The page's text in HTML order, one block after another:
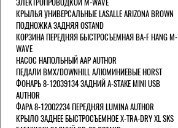
КРЫЛЬЯ УНИВЕРСАЛЬНЫЕ LASALLE ARIZONA BROWN
ПОДНОЖКА ЗАДНЯЯ OSTAND
КОРЗИНА ПЕРЕДНЯЯ БЫСТРОСЪЕМНАЯ BA-F HANG M-
WAVE
НАСОС НАПОЛЬНЫЙ AAP AUTHOR
ПЕДАЛИ BMX/DOWNHILL АЛЮМИНИЕВЫЕ HORST
ФОНАРЬ 8-12039134 ЗАДНИЙ A-STAKE MINI USB
AUTHOR
ФАРА 8-12002234 ПЕРЕДНЯЯ LUMINA AUTHOR
КРЫЛО ЗАДНЕЕ БЫСТРОСЪЕМНОЕ X-TRA-DRY XL SKS